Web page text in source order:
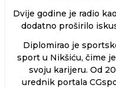
Dvije godine je radio
dodatno proširilo
Diplomirao je
sport u Nikšiću, čime
svoju karijeru. Od
urednik portala